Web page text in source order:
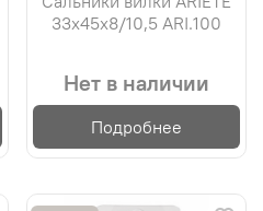
33х45х8/10,5 ARI.100
Нет в наличии
Подробнее